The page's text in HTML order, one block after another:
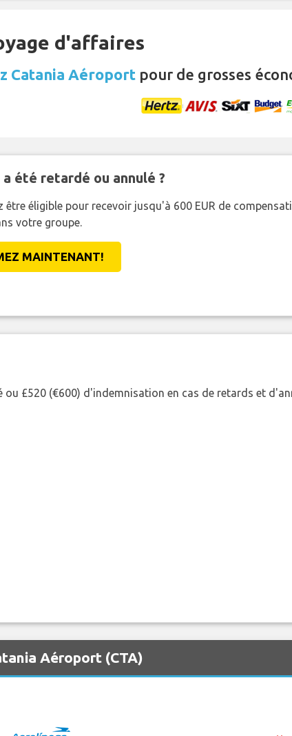
d'affaires
Catania Aéroport pour de grosses
été retardé ou annulé ?
être éligible pour recevoir jusqu'à 600 EUR de
votre groupe.
MAINTENANT!
ou £520 (€600) d'indemnisation en cas de retards et
Aéroport (CTA)